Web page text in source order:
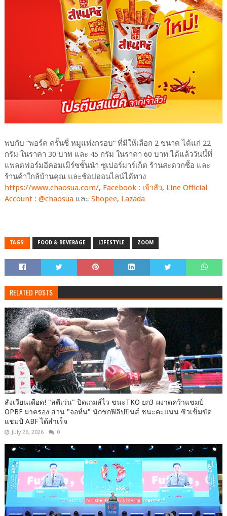
พบกับ “พอร์ค ครั้นชี่ หมูแท่งกรอบ” ที่มีให้เลือก 2 ขนาด ได้แก่ 22
กรัม ในราคา 30 บาท และ 45 กรัม ในราคา 60 บาท ได้แล้ววันนี้ที่
แพลตฟอร์มอีคอมเมิร์ซชั้นนำ ซูเปอร์มาร์เก็ต ร้านสะดวกซื้อ และ
ร้านค้าใกล้บ้านคุณ และช้อปออนไลน์ได้ทาง
https://www.chaosua.com/, Facebook : เจ้าสัว, Line Official
Account : @chaosuaและ Shopee, Lazada
TAGS: FOOD & BEVERAGE LIFESTYLE ZOOM
RELATED POSTS
สังเวียนเดือด! "สตีเว่น" ปิดเกมส์ไว ชนะTKO ยก3 ผงาดคว้าแชมป์
OPBF มาครอง ส่วน "จอห์น" นักชกฟิลิปปินส์ ชนะคะแนน ซิวเข็มขัด
แชมป์ ABF ได้สำเร็จ
July 26, 2026 0